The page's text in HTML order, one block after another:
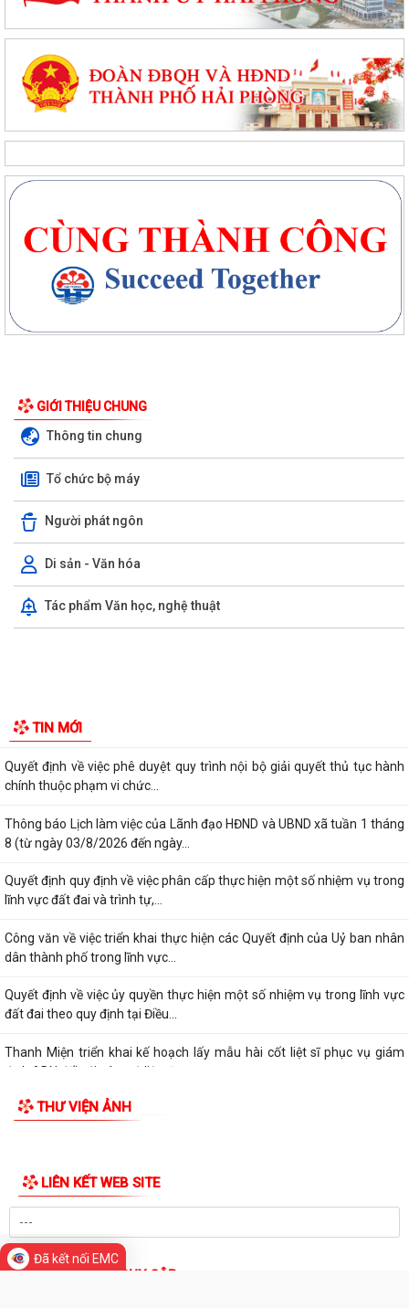
GIỚI THIỆU CHUNG
Thông tin chung
Tổ chức bộ máy
Người phát ngôn
Di sản - Văn hóa
TIN MỚI
Ngân hàng Nhà nước Khu vực 6 làm việc với lãnh đạo xã Thanh Miện
và Quỹ tín dụng nhân dân Tứ Cường
BÓNG ĐÁ HOA PHƯỢNG THÀNH PHỐ HẢI PHÒNG...
HỘI NẠN NHÂN CHẤT ĐỘC DA CAM/DIOXIN XÃ THANH MIỆN GẶP MẶT
ĐẢNG BỘ XÃ THANH MIỆN ĐẨY MẠNH SỬ DỤNG ỨNG DỤNG SỔ TAY
ĐIỆN TỬ ĐẢNG VIÊN
UBND xã Thanh Miện tổ chức Hội nghị Ban Chỉ đạo thực hiện các
Chương trình mục tiêu quốc gia
Quyết định về việc phê duyệt quy trình nội bộ giải quyết thủ tục hành
Quyết định quy định về việc phân cấp thực hiện một số nhiệm vụ trong
lĩnh vực đất đai và trình tự,...
Công văn về việc triển khai thực hiện các Quyết định của Uỷ ban nhân
dân thành phố trong lĩnh vực...
Quyết định về việc ủy quyền thực hiện một số nhiệm vụ trong lĩnh vực
đất đai theo quy định tại Điều...
Thanh Miện triển khai kế hoạch lấy mẫu hài cốt liệt sĩ phục vụ giám
định ADN đối với các mộ liệt sĩ...
Thanh Miện công bố các quyết định kiện toàn chi ủy, chi bộ thôn và
công tác cán bộ
Nghị quyết Quy định số lượng người hoạt động không chuyên trách ở
thôn hưởng phụ cấp từ ngân sách...
Hội đồng nhân dân xã Thanh Miện khóa II tổ chức thành công kỳ họp
Nghị quyết Quy định nội dung chi, mức chi kinh phí bảo đảm cho công
Thông báo về việc thay đổi thời gian tiếp công dân của đồng chí Bí thư
Đảng ủy tháng 7 năm 2026
Thông báo về việc mời ký kết hợp đồng dịch vụ với cá nhân thực hiện
nhiệm vụ của công chức theo...
Đã kết nối EMC